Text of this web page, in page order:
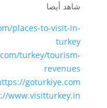
شاهد أيضا
places-to-visit-in-
turkey
turkey/tourism-
revenues
goturkiye.com/
www.visitturkey.in/